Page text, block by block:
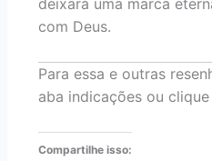
deixará uma marca
com Deus.
Para essa e outras
aba indicações ou
Compartilhe isso: